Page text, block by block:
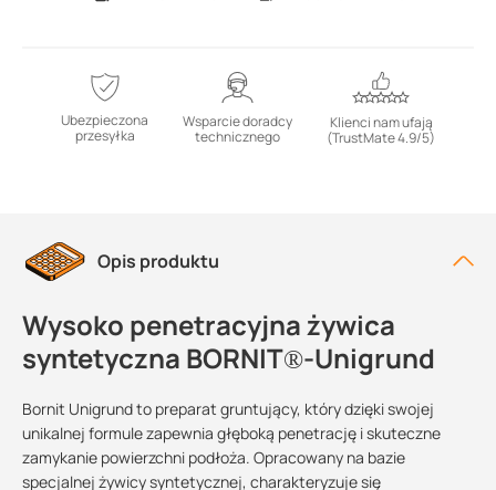
Ubezpieczona
przesyłka
Wsparcie doradcy
technicznego
Klienci nam ufają
(TrustMate 4.9/5)
Opis produktu
Wysoko penetracyjna żywica
syntetyczna BORNIT®-Unigrund
Bornit Unigrund to preparat gruntujący, który dzięki swojej
unikalnej formule zapewnia głęboką penetrację i skuteczne
zamykanie powierzchni podłoża. Opracowany na bazie
specjalnej żywicy syntetycznej, charakteryzuje się